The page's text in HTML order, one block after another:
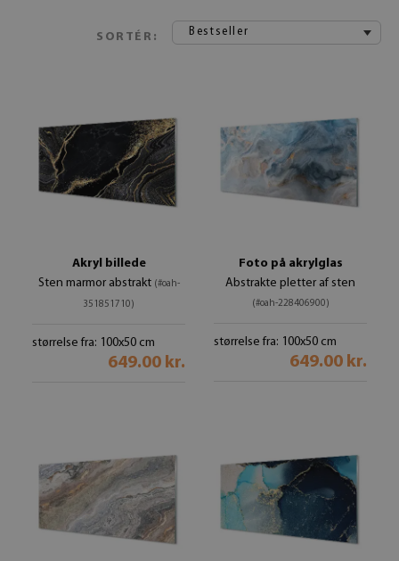
SORTÉR: Bestseller
Akryl billede
Sten marmor abstrakt (#oah-
351851710)
størrelse fra: 100x50 cm
649.00 kr.
Foto på akrylglas
Abstrakte pletter af sten
(#oah-228406900)
størrelse fra: 100x50 cm
649.00 kr.